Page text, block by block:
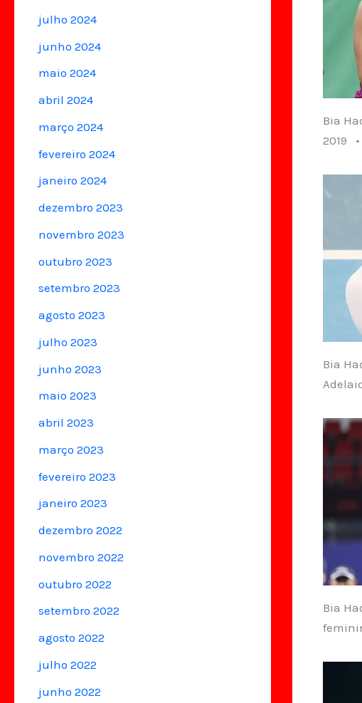
julho 2024
junho 2024
maio 2024
abril 2024
março 2024
fevereiro 2024
janeiro 2024
dezembro 2023
novembro 2023
outubro 2023
setembro 2023
agosto 2023
julho 2023
junho 2023
maio 2023
abril 2023
março 2023
fevereiro 2023
janeiro 2023
dezembro 2022
novembro 2022
outubro 2022
setembro 2022
agosto 2022
julho 2022
junho 2022
Bia
2019
Bia
Bia